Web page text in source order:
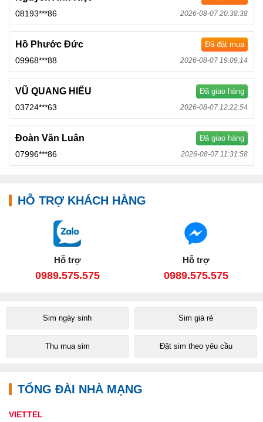
08193***86 2026-08-07 20:38:38
Hồ Phước Đức Đã đặt mua
09968***88 2026-08-07 19:09:14
VŨ QUANG HIẾU Đã giao hàng
03724***63 2026-08-07 12:22:54
Đoàn Văn Luân Đã giao hàng
07996***86 2026-08-07 11:31:58
HỖ TRỢ KHÁCH HÀNG
Hỗ trợ
0989.575.575
Hỗ trợ
0989.575.575
Sim ngày sinh Sim giá rẻ
Thu mua sim Đặt sim theo yêu cầu
TỔNG ĐÀI NHÀ MẠNG
VIETTEL